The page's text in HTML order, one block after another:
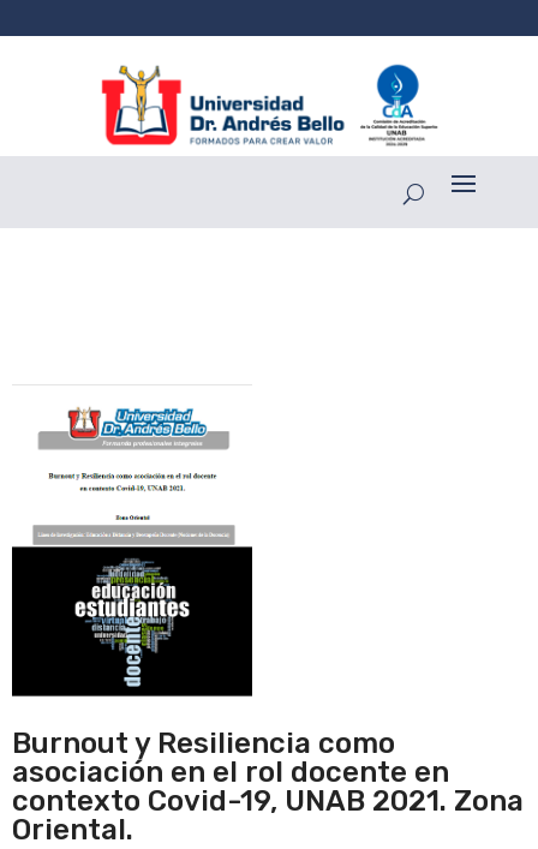
Burnout y Resiliencia como
asociación en el rol docente en
contexto Covid-19, UNAB 2021. Zona
Oriental.